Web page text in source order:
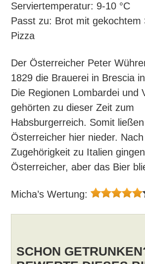
Serviertemperatur: 9-10 °C
Passt zu: Brot mit gekochtem
Pizza
Der Österreicher Peter
1829 die Brauerei in Brescia
Die Regionen Lombardei und
gehörten zu dieser Zeit zum
Habsburgerreich. Somit
Österreicher hier nieder.
Zugehörigkeit zu Italien
Österreicher, aber das Bier
Micha’s Wertung:
SCHON